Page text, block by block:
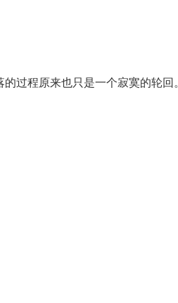
过程原来也只是一个寂寞的轮回。